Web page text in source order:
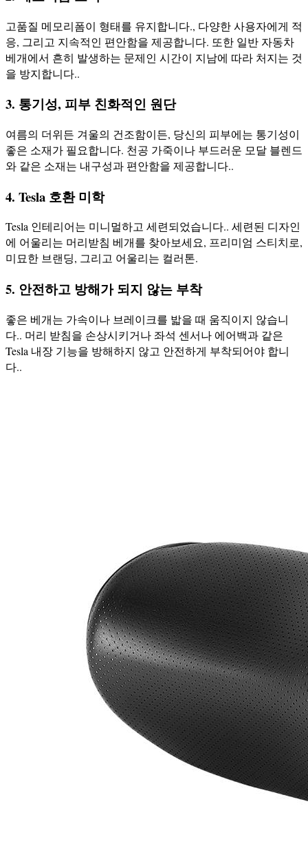
고품질 메모리폼이 형태를 유지합니다., 다양한 사용자에게 적
응, 그리고 지속적인 편안함을 제공합니다. 또한 일반 자동차
베개에서 흔히 발생하는 문제인 시간이 지남에 따라 처지는 것
을 방지합니다..
3. 통기성, 피부 친화적인 원단
여름의 더위든 겨울의 건조함이든, 당신의 피부에는 통기성이
좋은 소재가 필요합니다. 천공 가죽이나 부드러운 모달 블렌드
와 같은 소재는 내구성과 편안함을 제공합니다..
4. Tesla 호환 미학
Tesla 인테리어는 미니멀하고 세련되었습니다.. 세련된 디자인
에 어울리는 머리받침 베개를 찾아보세요, 프리미엄 스티치로,
미묘한 브랜딩, 그리고 어울리는 컬러톤.
5. 안전하고 방해가 되지 않는 부착
좋은 베개는 가속이나 브레이크를 밟을 때 움직이지 않습니
다.. 머리 받침을 손상시키거나 좌석 센서나 에어백과 같은
Tesla 내장 기능을 방해하지 않고 안전하게 부착되어야 합니
다..